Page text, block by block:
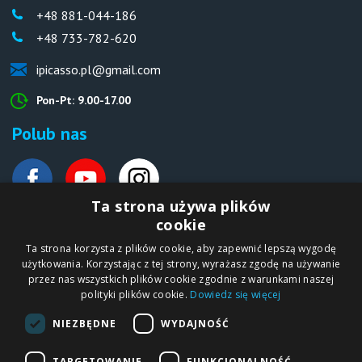
+48 881-044-186
+48 733-782-620
ipicasso.pl@gmail.com
Pon-Pt: 9.00-17.00
Polub nas
Malen nach Zahlen Ipicasso.de
numerach – zbliż
Ta strona używa plików
cookie
Ta strona korzysta z plików cookie, aby zapewnić lepszą wygodę
użytkowania. Korzystając z tej strony, wyrażasz zgodę na używanie
przez nas wszystkich plików cookie zgodnie z warunkami naszej
polityki plików cookie. Dowiedz się więcej
NIEZBĘDNE WYDAJNOŚĆ